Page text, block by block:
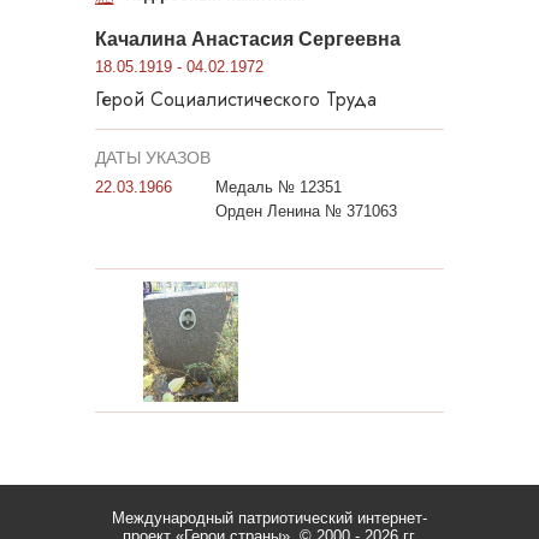
Качалина Анастасия Сергеевна
18.05.1919 - 04.02.1972
Герой Социалистического Труда
ДАТЫ УКАЗОВ
22.03.1966
Медаль № 12351
Орден Ленина № 371063
Международный патриотический интернет-